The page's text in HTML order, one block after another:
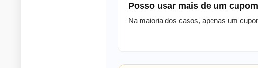
Posso usar mais de um
Na maioria dos casos, apenas um